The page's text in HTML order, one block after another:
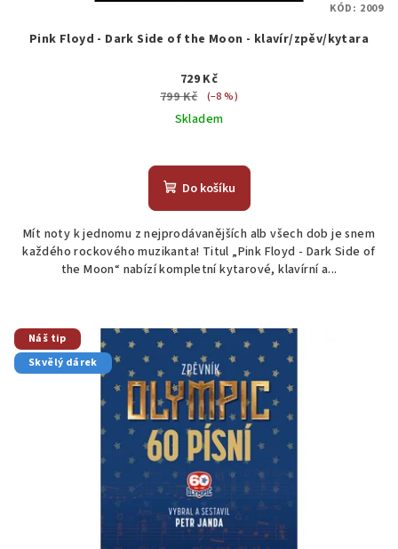
Pink Floyd - Dark Side of the Moon - klavír/zpěv/kytara
729 Kč
799 Kč
(–8 %)
Skladem
Do košíku
Mít noty k jednomu z nejprodávanějších alb všech dob je snem
každého rockového muzikanta! Titul „Pink Floyd - Dark Side of
the Moon“ nabízí kompletní kytarové, klavírní a...
KÓD: 2009
Náš tip
Skvělý dárek